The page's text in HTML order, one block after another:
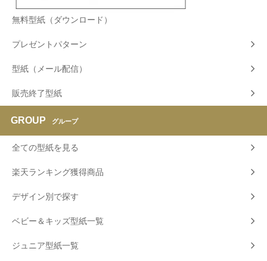
無料型紙（ダウンロード）
プレゼントパターン
型紙（メール配信）
販売終了型紙
GROUP グループ
全ての型紙を見る
楽天ランキング獲得商品
デザイン別で探す
ベビー＆キッズ型紙一覧
ジュニア型紙一覧